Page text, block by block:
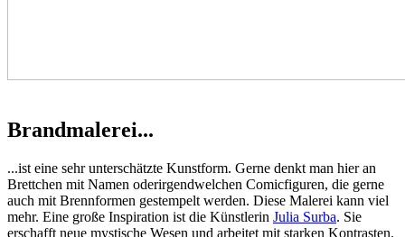
Brandmalerei...
...ist eine sehr unterschätzte Kunstform. Gerne denkt man hier an
Brettchen mit Namen oderirgendwelchen Comicfiguren, die gerne
auch mit Brennformen gestempelt werden. Diese Malerei kann viel
mehr. Eine große Inspiration ist die Künstlerin Julia Surba. Sie
erschafft neue mystische Wesen und arbeitet mit starken Kontrasten.